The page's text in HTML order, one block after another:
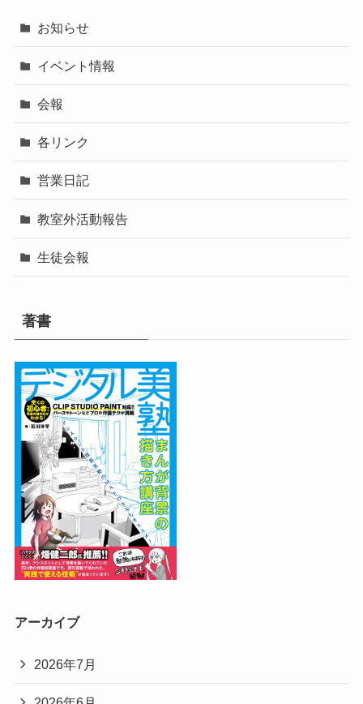
お知らせ
イベント情報
会報
各リンク
営業日記
教室外活動報告
生徒会報
著書
アーカイブ
2026年7月